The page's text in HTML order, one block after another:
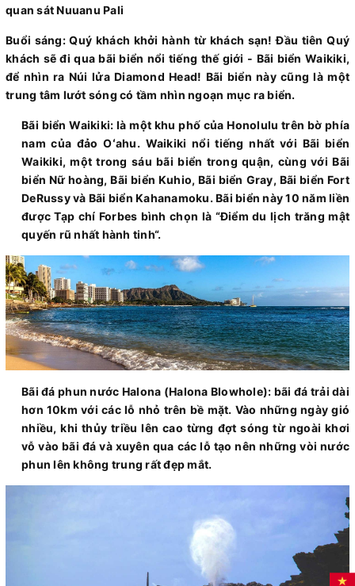
quan sát Nuuanu Pali
Buổi sáng: Quý khách khởi hành từ khách sạn! Đầu tiên Quý
khách sẽ đi qua bãi biển nổi tiếng thế giới - Bãi biển Waikiki,
để nhìn ra Núi lửa Diamond Head! Bãi biển này cũng là một
trung tâm lướt sóng có tầm nhìn ngoạn mục ra biển.
Bãi biển Waikiki: là một khu phố của Honolulu trên bờ phía
nam của đảo Oʻahu. Waikiki nổi tiếng nhất với Bãi biển
Waikiki, một trong sáu bãi biển trong quận, cùng với Bãi
biển Nữ hoàng, Bãi biển Kuhio, Bãi biển Gray, Bãi biển Fort
DeRussy và Bãi biển Kahanamoku. Bãi biển này 10 năm liền
được Tạp chí Forbes bình chọn là “Điểm du lịch trăng mật
quyến rũ nhất hành tinh“.
Bãi đá phun nước Halona (Halona Blowhole): bãi đá trải dài
hơn 10km với các lỗ nhỏ trên bề mặt. Vào những ngày gió
nhiều, khi thủy triều lên cao từng đợt sóng từ ngoài khơi
vỗ vào bãi đá và xuyên qua các lỗ tạo nên những vòi nước
phun lên không trung rất đẹp mắt.